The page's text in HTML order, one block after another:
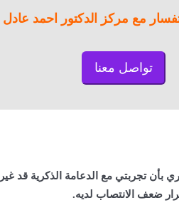
مع مركز الدكتور احمد عادل
تواصل معنا
تجربتي مع الدعامة الذكرية قد
ضعف الانتصاب لديه.